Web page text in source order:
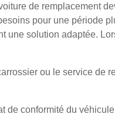
de remplacement
pour une période
une solution adaptée.
ou le service de
de conformité du